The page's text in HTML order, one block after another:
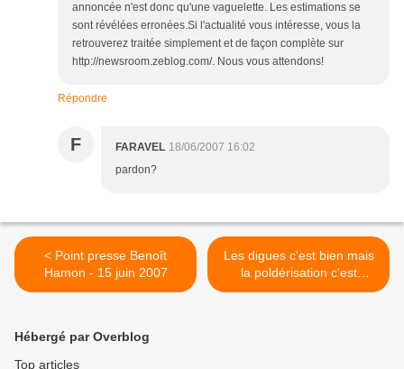
annoncée n'est donc qu'une vaguelette. Les estimations se
sont révélées erronées.Si l'actualité vous intéresse, vous la
retrouverez traitée simplement et de façon complète sur
http://newsroom.zeblog.com/. Nous vous attendons!
Répondre
F FARAVEL 18/06/2007 16:02
pardon?
< Point presse Benoît
Hamon - 15 juin 2007
Les digues c'est bien mais
la poldérisation c'est
mieux... >
Hébergé par Overblog
Top articles